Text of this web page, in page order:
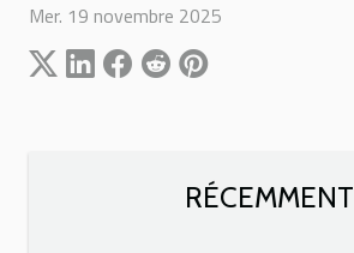
Mer. 19 novembre 2025
RÉCEMMENT